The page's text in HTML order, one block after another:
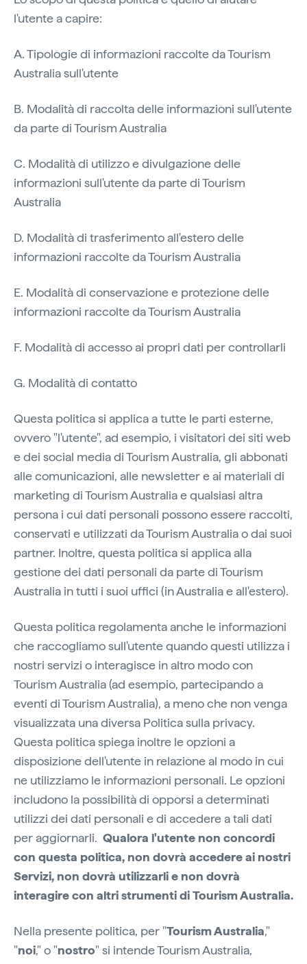
l'utente a capire:
A. Tipologie di informazioni raccolte da Tourism
Australia sull'utente
B. Modalità di raccolta delle informazioni sull'utente
da parte di Tourism Australia
C. Modalità di utilizzo e divulgazione delle
informazioni sull'utente da parte di Tourism
Australia
D. Modalità di trasferimento all'estero delle
informazioni raccolte da Tourism Australia
E. Modalità di conservazione e protezione delle
informazioni raccolte da Tourism Australia
F. Modalità di accesso ai propri dati per controllarli
G. Modalità di contatto
Questa politica si applica a tutte le parti esterne,
ovvero "l'utente", ad esempio, i visitatori dei siti web
e dei social media di Tourism Australia, gli abbonati
alle comunicazioni, alle newsletter e ai materiali di
marketing di Tourism Australia e qualsiasi altra
persona i cui dati personali possono essere raccolti,
conservati e utilizzati da Tourism Australia o dai suoi
partner. Inoltre, questa politica si applica alla
gestione dei dati personali da parte di Tourism
Australia in tutti i suoi uffici (in Australia e all'estero).
Questa politica regolamenta anche le informazioni
che raccogliamo sull'utente quando questi utilizza i
nostri servizi o interagisce in altro modo con
Tourism Australia (ad esempio, partecipando a
eventi di Tourism Australia), a meno che non venga
visualizzata una diversa Politica sulla privacy.
Questa politica spiega inoltre le opzioni a
disposizione dell'utente in relazione al modo in cui
ne utilizziamo le informazioni personali. Le opzioni
includono la possibilità di opporsi a determinati
utilizzi dei dati personali e di accedere a tali dati
per aggiornarli. Qualora l'utente non concordi
con questa politica, non dovrà accedere ai nostri
Servizi, non dovrà utilizzarli e non dovrà
interagire con altri strumenti di Tourism Australia.
Nella presente politica, per "Tourism Australia,"
"noi," o "nostro" si intende Tourism Australia,